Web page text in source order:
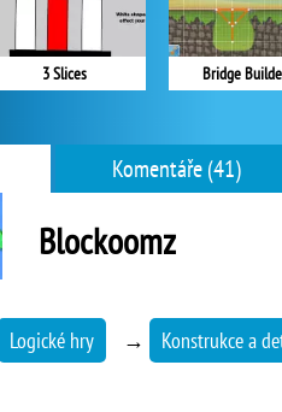
3 Slices Bridge
Komentáře (41)
Blockoomz
Logické hry → Konstrukce a